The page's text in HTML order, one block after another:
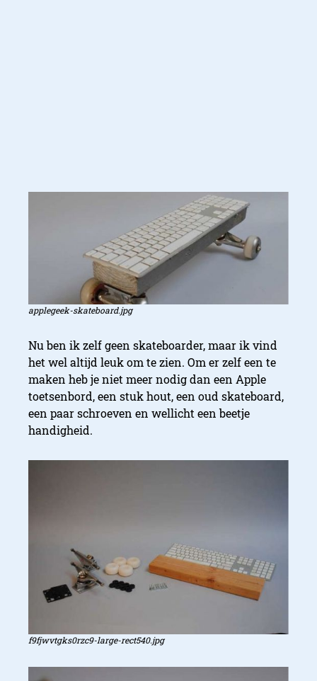
applegeek-skateboard.jpg
Nu ben ik zelf geen skateboarder, maar ik vind
het wel altijd leuk om te zien. Om er zelf een te
maken heb je niet meer nodig dan een Apple
toetsenbord, een stuk hout, een oud skateboard,
een paar schroeven en wellicht een beetje
handigheid.
f9fjwvtgks0rzc9-large-rect540.jpg